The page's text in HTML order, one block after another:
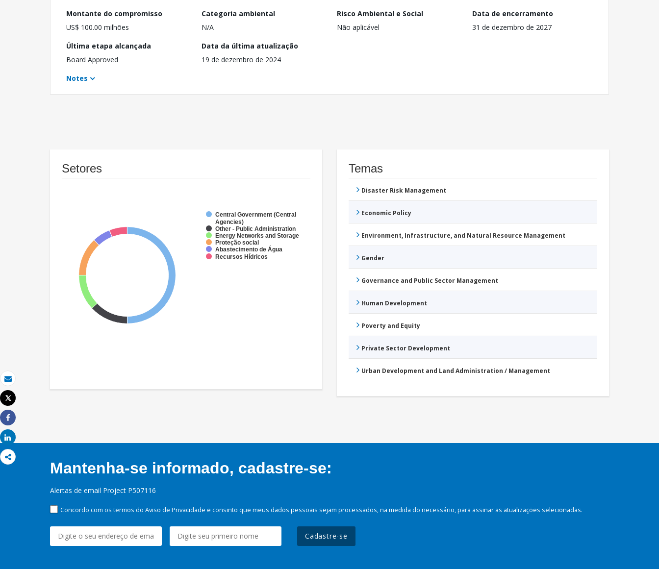
Email
Imprimir
Tweet
Share
Share
Montante do compromisso
US$ 100.00 milhões
Categoria ambiental
N/A
Risco Ambiental e Social
Não aplicável
Data de encerramento
31 de dezembro de 2027
Última etapa alcançada
Board Approved
Data da última atualização
19 de dezembro de 2024
Notes
Setores
Central Government (Central
Agencies)
Other - Public Administration
Energy Networks and Storage
Proteção social
Abastecimento de Água
Recursos Hídricos
Temas
Disaster Risk Management
Economic Policy
Environment, Infrastructure, and Natural Resource Management
Gender
Governance and Public Sector Management
Human Development
Poverty and Equity
Private Sector Development
Urban Development and Land Administration / Management
Mantenha-se informado, cadastre-se:
Alertas de email Project P507116
Concordo com os termos do Aviso de Privacidade e consinto que meus dados pessoais sejam processados, na medida do necessário, para assinar as atualizações selecionadas.
Cadastre-se